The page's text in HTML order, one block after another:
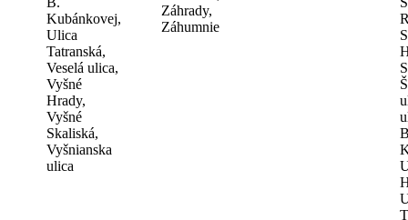
Kubánkovej,
Ulica
Tatranská,
Veselá ulica,
Vyšné
Hrady,
Vyšné
Skaliská,
Vyšnianska
ulica
Záhrady,
Záhumnie